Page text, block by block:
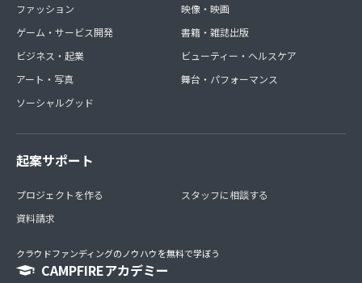
ファッション
ゲーム・サービス開発
ビジネス・起業
アート・写真
ソーシャルグッド
映像・映画
書籍・雑誌出版
ビューティー・ヘルスケア
舞台・パフォーマンス
起案サポート
プロジェクトを作る
資料請求
スタッフに相談する
クラウドファンディングのノウハウを無料で学ぼう
CAMPFIREアカデミー